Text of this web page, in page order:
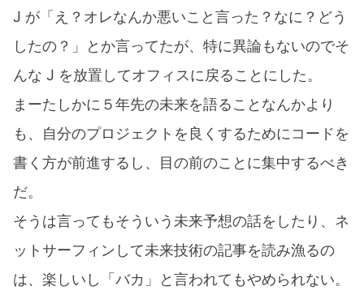
J が「え？オレなんか悪いこと言った？なに？どう
したの？」とか言ってたが、特に異論もないのでそ
んな J を放置してオフィスに戻ることにした。
まーたしかに５年先の未来を語ることなんかより
も、自分のプロジェクトを良くするためにコードを
書く方が前進するし、目の前のことに集中するべき
だ。
そうは言ってもそういう未来予想の話をしたり、ネ
ットサーフィンして未来技術の記事を読み漁るの
は、楽しいし「バカ」と言われてもやめられない。